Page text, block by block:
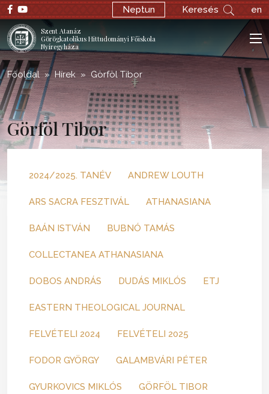
Neptun Keresés en
Szent Atanáz
Görögkatolikus Hittudományi Főiskola
Nyíregyháza
Főoldal Hírek Görföl Tibor
Görföl Tibor
2024/2025. TANÉV ANDREW LOUTH
ARS SACRA FESZTIVÁL ATHANASIANA
BAÁN ISTVÁN BUBNÓ TAMÁS
COLLECTANEA ATHANASIANA
DOBOS ANDRÁS DUDÁS MIKLÓS ETJ
EASTERN THEOLOGICAL JOURNAL
FELVÉTELI 2024 FELVÉTELI 2025
FODOR GYÖRGY GALAMBVÁRI PÉTER
GYURKOVICS MIKLÓS GÖRFÖL TIBOR